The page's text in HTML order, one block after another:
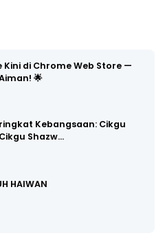
Kini di Chrome Web Store —
🌟
Kebangsaan: Cikgu
Shazw…
HAIWAN